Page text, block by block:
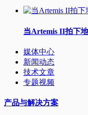
当Artemis II拍下
媒体中心
新闻动态
技术文章
专题视频
产品与解决方案